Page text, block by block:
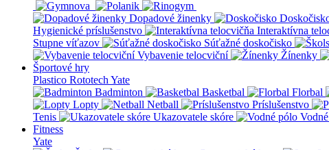
Dopadové žinenky
Hygienické príslušenstvo
Interaktívna
Stupne víťazov
Súťažné doskočisko
Vybavenie telocviční
Žínenky
Športové hry
Plastico Rototech Yate
Badminton
Basketbal Florbal
Lopty
Netball Príslušenstvo
Tenis
Ukazovatele skóre
Fitness
Yate